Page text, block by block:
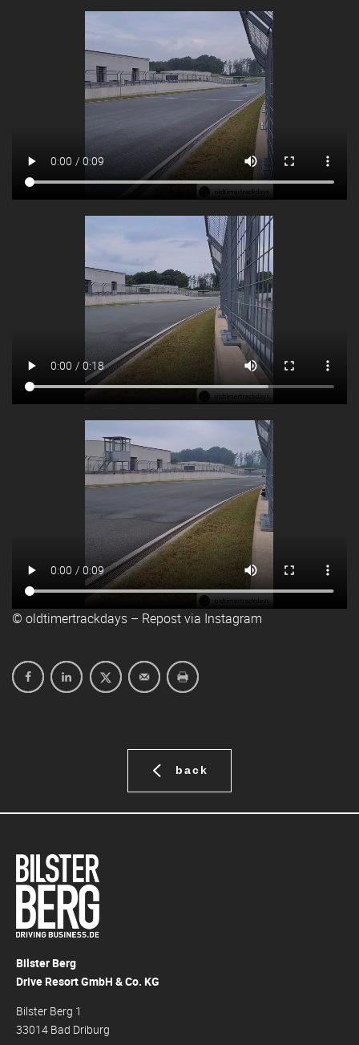
© oldtimertrackdays – Repost via Instagram
back
Bilster Berg
Drive Resort GmbH & Co. KG
Bilster Berg 1
33014 Bad Driburg